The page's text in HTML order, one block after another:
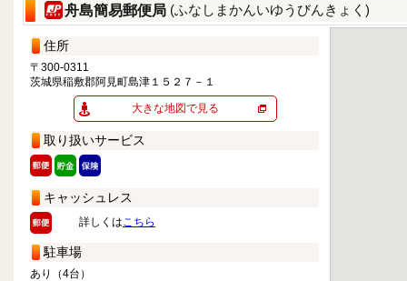
舟島簡易郵便局 (ふなしまかんいゆうびんきょく)
住所
〒300-0311
茨城県稲敷郡阿見町島津１５２７－１
大きな地図で見る
取り扱いサービス
キャッシュレス
詳しくはこちら
駐車場
あり（4台）